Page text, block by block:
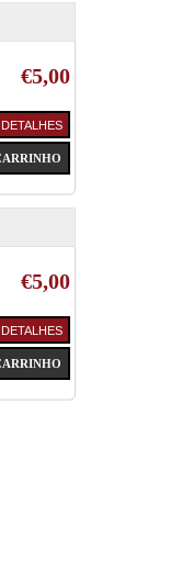
€5,00
€5,00